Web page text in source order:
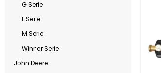
G Serie
L Serie
M Serie
Winner Serie
John Deere